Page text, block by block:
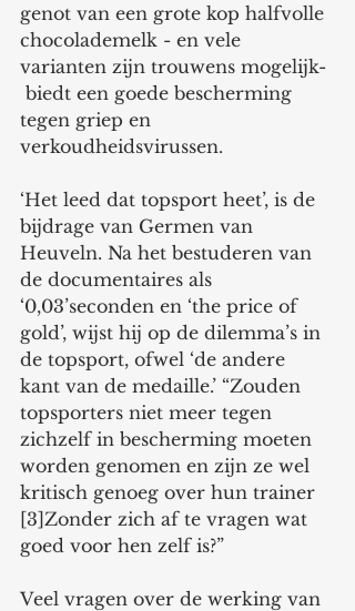
genot van een grote kop halfvolle
chocolademelk - en vele
varianten zijn trouwens mogelijk-
biedt een goede bescherming
tegen griep en
verkoudheidsvirussen.
‘Het leed dat topsport heet’, is de
bijdrage van Germen van
Heuveln. Na het bestuderen van
de documentaires als
‘0,03’seconden en ‘the price of
gold’, wijst hij op de dilemma’s in
de topsport, ofwel ‘de andere
kant van de medaille.’ “Zouden
topsporters niet meer tegen
zichzelf in bescherming moeten
worden genomen en zijn ze wel
kritisch genoeg over hun trainer
[3]Zonder zich af te vragen wat
goed voor hen zelf is?”
Veel vragen over de werking van